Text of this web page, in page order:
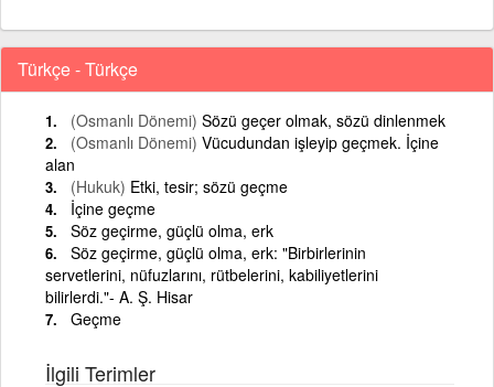
Türkçe - Türkçe
(Osmanlı Dönemi) Sözü geçer olmak, sözü dinlenmek
(Osmanlı Dönemi) Vücudundan işleyip geçmek. İçine
alan
(Hukuk) Etki, tesir; sözü geçme
İçine geçme
Söz geçirme, güçlü olma, erk
Söz geçirme, güçlü olma, erk: "Birbirlerinin
servetlerini, nüfuzlarını, rütbelerini, kabiliyetlerini
bilirlerdi."- A. Ş. Hisar
Geçme
İlgili Terimler